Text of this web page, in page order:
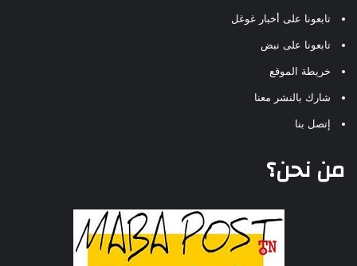
تابعونا على أخبار غوغل
تابعونا على نبض
خريطة الموقع
شارك بالنشر معنا
إتصل بنا
من نحن؟